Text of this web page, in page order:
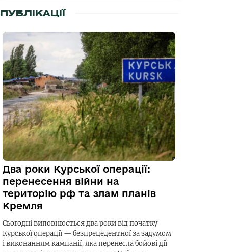
ПУБЛІКАЦІЇ
Два роки Курської операції:
перенесення війни на
територію рф та злам планів
Кремля
Сьогодні виповнюється два роки від початку
Курської операції — безпрецедентної за задумом
і виконанням кампанії, яка перенесла бойові дії